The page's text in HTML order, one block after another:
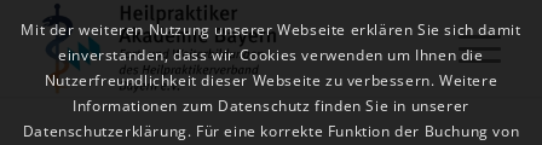
Mit der weiteren Nutzung unserer Webseite erklären Sie sich damit
einverstanden, dass wir Cookies verwenden um Ihnen die
Nutzerfreundlichkeit dieser Webseite zu verbessern. Weitere
Informationen zum Datenschutz finden Sie in unserer
Datenschutzerklärung. Für eine korrekte Funktion der Buchung von